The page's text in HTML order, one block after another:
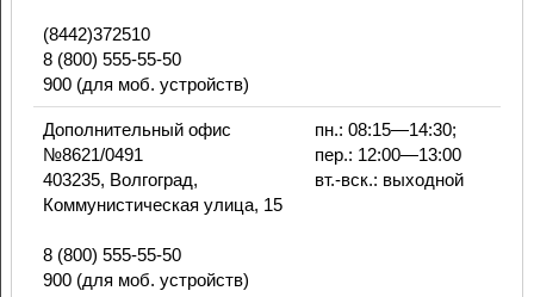
(8442)372510
8 (800) 555-55-50
900 (для моб. устройств)
Дополнительный офис
№8621/0491
403235, Волгоград,
Коммунистическая улица, 15
8 (800) 555-55-50
900 (для моб. устройств)
пн.: 08:15—14:30;
пер.: 12:00—13:00
вт.-вск.: выходной